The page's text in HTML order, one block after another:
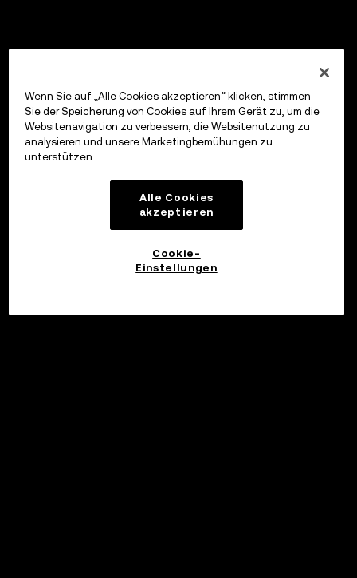
Wenn Sie auf „Alle Cookies akzeptieren“ klicken, stimmen
Sie der Speicherung von Cookies auf Ihrem Gerät zu, um die
Websitenavigation zu verbessern, die Websitenutzung zu
analysieren und unsere Marketingbemühungen zu
unterstützen.
Alle Cookies
akzeptieren
Cookie-
Einstellungen